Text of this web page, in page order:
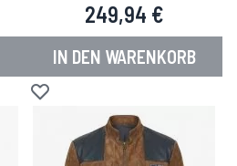
249,94 €
IN DEN WARENKORB
Zur Wunschliste hinzufügen